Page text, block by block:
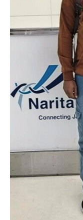
会社概要